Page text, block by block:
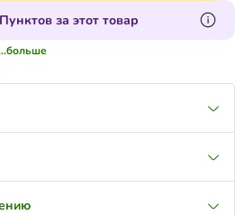
за этот товар